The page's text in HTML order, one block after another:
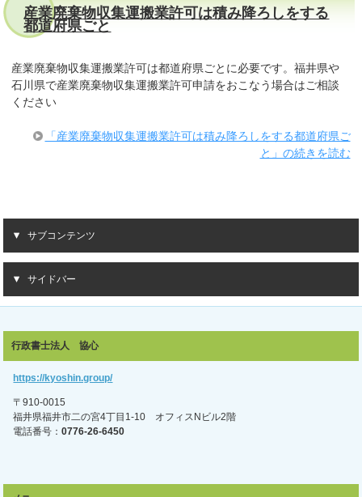
産業廃棄物収集運搬業許可は積み降ろしをする
都道府県ごと
産業廃棄物収集運搬業許可は都道府県ごとに必要です。福井県や
石川県で産業廃棄物収集運搬業許可申請をおこなう場合はご相談
ください
「産業廃棄物収集運搬業許可は積み降ろしをする都道府県ご
と」の続きを読む
サブコンテンツ
サイドバー
行政書士法人 協心
https://kyoshin.group/
〒910-0015
福井県福井市二の宮4丁目1-10 オフィスNビル2階
電話番号：0776-26-6450